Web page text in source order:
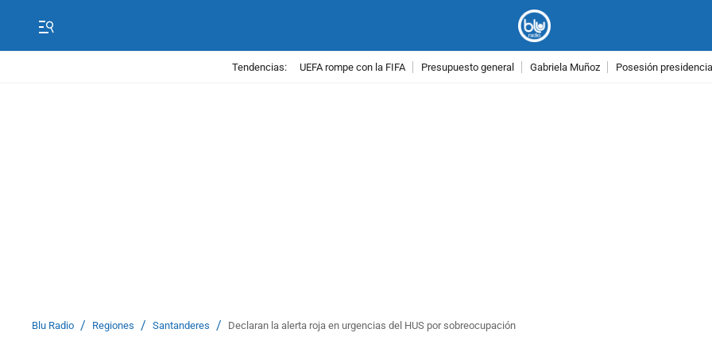
Tendencias: UEFA rompe con la FIFA Presupuesto general Gabriela Muñoz Posesión
Blu Radio / Regiones / Santanderes / Declaran la alerta roja en urgencias del HUS por sobreocupación